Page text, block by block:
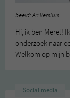
beeld: Ari Versluis
Hi, ik ben Merel!
onderzoek naar
Welkom op mijn
Social media